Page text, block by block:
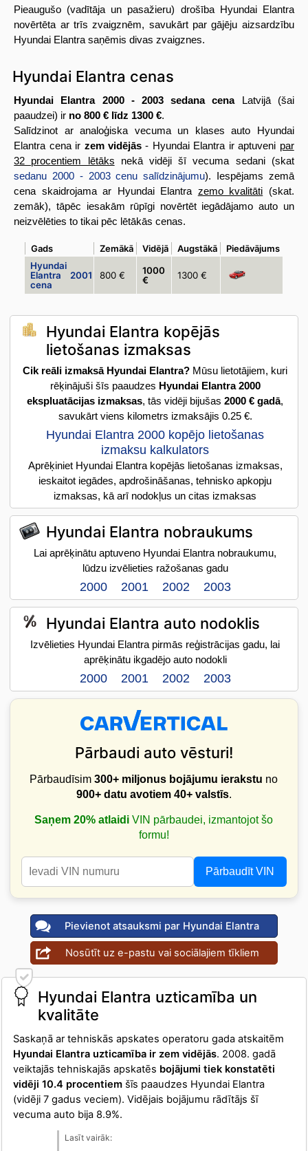
Pieaugušo (vadītāja un pasažieru) drošība Hyundai Elantra
novērtēta ar trīs zvaigznēm, savukārt par gājēju aizsardzību
Hyundai Elantra saņēmis divas zvaigznes.
Hyundai Elantra cenas
Hyundai Elantra 2000 - 2003 sedana cenaLatvijā (šai
paaudzei) ir no 800 € līdz 1300 €.
Salīdzinot ar analoģiska vecuma un klases auto Hyundai
Elantra cena ir zem vidējās - Hyundai Elantra ir aptuveni par
32 procentiem lētāks nekā vidēji šī vecuma sedani (skat
sedanu 2000 - 2003 cenu salīdzinājumu). Iespējams zemā
cena skaidrojama ar Hyundai Elantra zemo kvalitāti (skat.
zemāk), tāpēc iesakām rūpīgi novērtēt iegādājamo auto un
neizvēlēties to tikai pēc lētākās cenas.
Gads Zemākā Vidējā Augstākā
Piedāvājums
Hyundai
Elantra 2001
cena
800 €
1000
€
1300 €
Hyundai Elantra kopējās
lietošanas izmaksas
Cik reāli izmaksā Hyundai Elantra? Mūsu lietotājiem, kuri
rēķinājuši šīs paaudzes Hyundai Elantra 2000
ekspluatācijas izmaksas, tās vidēji bijušas2000 € gadā,
savukārt viens kilometrs izmaksājis 0.25 €.
Hyundai Elantra 2000 kopējo lietošanas
izmaksu kalkulators
Aprēķiniet Hyundai Elantra kopējās lietošanas izmaksas,
ieskaitot iegādes, apdrošināšanas, tehnisko apkopju
izmaksas, kā arī nodokļus un citas izmaksas
Hyundai Elantra nobraukums
Lai aprēķinātu aptuveno Hyundai Elantra nobraukumu,
lūdzu izvēlieties ražošanas gadu
2000 2001 2002 2003
Hyundai Elantra auto nodoklis
Izvēlieties Hyundai Elantra pirmās reģistrācijas gadu, lai
aprēķinātu ikgadējo auto nodokli
2000 2001 2002 2003
Pārbaudi auto vēsturi!
Pārbaudīsim300+ miljonus bojājumu ierakstu no
900+ datu avotiem 40+ valstīs.
Saņem 20% atlaidi VIN pārbaudei, izmantojot šo
formu!
Pārbaudīt VIN
Pievienot atsauksmi par Hyundai Elantra
Nosūtīt uz e-pastu vai sociālajiem tīkliem
Hyundai Elantra uzticamība un
kvalitāte
Saskaņā ar tehniskās apskates operatoru gada atskaitēm
Hyundai Elantra uzticamība ir zem vidējās. 2008. gadā
veiktajās tehniskajās apskatēs bojājumi tiek konstatēti
vidēji 10.4 procentiem šīs paaudzes Hyundai Elantra
(vidēji 7 gadus veciem). Vidējais bojājumu rādītājs šī
vecuma auto bija 8.9%.